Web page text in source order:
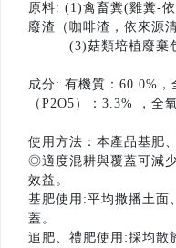
原料: (1)禽畜糞(雞糞-
廢渣（咖啡渣，依來源
(3)菇類培植廢棄
成分: 有機質：60.0%
（P2O5）：3.3% ，全
使用方法：本產品基肥
◎適度混耕與覆蓋可減
效益。
基肥使用:平均撒播土面
蓋。
追肥、禮肥使用:採均散